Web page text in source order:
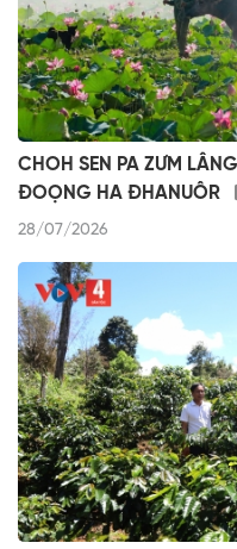
CHOH SEN PA ZƯM
ĐOỌNG HA ĐHANUÔR
28/07/2026